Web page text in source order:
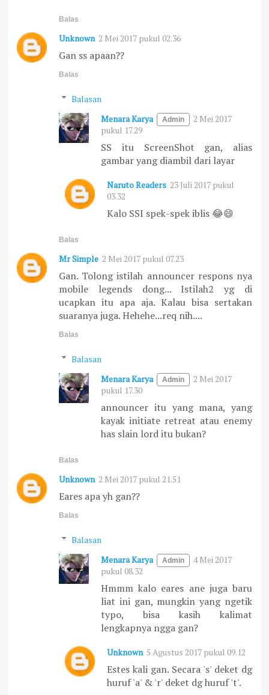
Balas
Unknown 2 Mei 2017 pukul 02.36
Gan ss apaan??
Balas
Balasan
Menara Karya
2 Mei 2017
pukul 17.29
SS itu ScreenShot gan, alias
gambar yang diambil dari layar
Naruto Readers 23 Juli 2017 pukul
03.32
Kalo SSI spek-spek iblis 😂😄
Balas
Mr Simple 2 Mei 2017 pukul 07.23
Gan. Tolong istilah announcer respons nya
mobile legends dong... Istilah2 yg di
ucapkan itu apa aja. Kalau bisa sertakan
suaranya juga. Hehehe...req nih....
Balas
Balasan
Menara Karya
2 Mei 2017
pukul 17.30
announcer itu yang mana, yang
kayak initiate retreat atau enemy
has slain lord itu bukan?
Balas
Unknown 2 Mei 2017 pukul 21.51
Eares apa yh gan??
Balas
Balasan
Menara Karya
4 Mei 2017
pukul 08.32
Hmmm kalo eares ane juga baru
liat ini gan, mungkin yang ngetik
typo, bisa kasih kalimat
lengkapnya ngga gan?
Unknown 5 Agustus 2017 pukul 09.12
Estes kali gan. Secara 's' deket dg
huruf 'a' & 'r' deket dg huruf 't'.